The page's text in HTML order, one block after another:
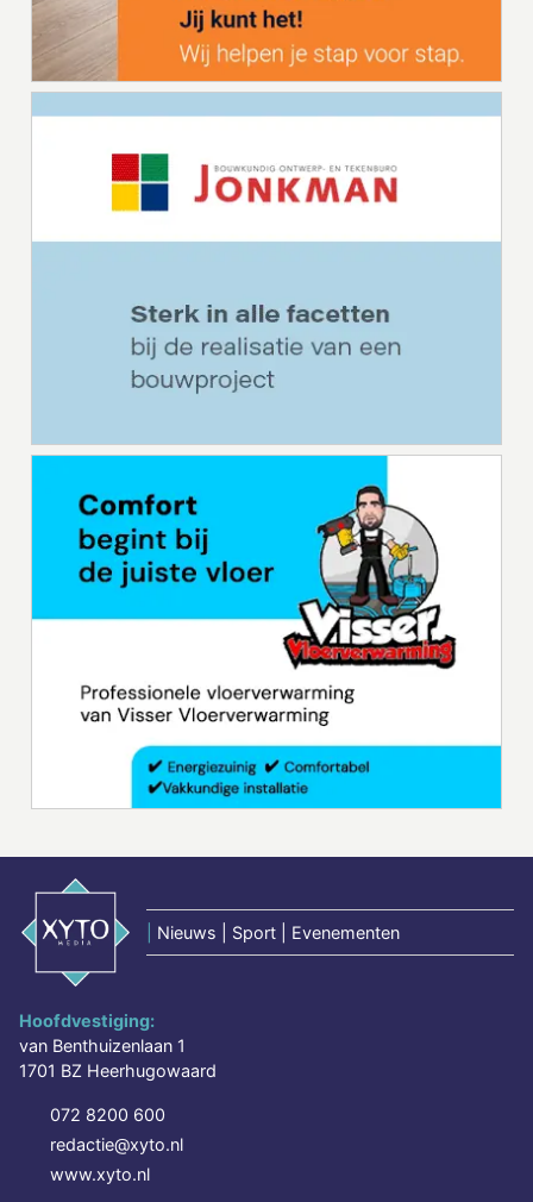
Nieuws | Sport | Evenementen
Hoofdvestiging:
van Benthuizenlaan 1
1701 BZ Heerhugowaard
072 8200 600
redactie@xyto.nl
www.xyto.nl